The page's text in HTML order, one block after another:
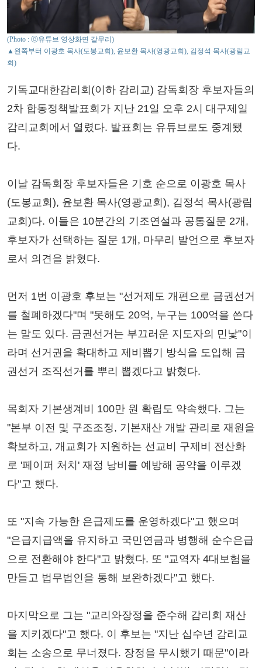
(Photo : ⓒ유튜브 영상화면 갈무리)
▲왼쪽부터 이광호 목사(도봉교회), 윤보환 목사(영광교회), 김정석 목사(광림교
회)
기독교대한감리회(이하 감리교) 감독회장 후보자들의
2차 합동정책발표회가 지난 21일 오후 2시 대구제일
감리교회에서 열렸다. 발표회는 유튜브로도 중계됐
다.
이날 감독회장 후보자들은 기호 순으로 이광호 목사
(도봉교회), 윤보환 목사(영광교회), 김정석 목사(광림
교회)다. 이들은 10분간의 기조연설과 공통질문 2개,
후보자가 선택하는 질문 1개, 마무리 발언으로 후보자
로서 의견을 밝혔다.
먼저 1번 이광호 후보는 "선거제도 개편으로 금권선거
를 철폐하겠다"며 "못해도 20억, 누구는 100억을 쓴다
는 말도 있다. 금권선거는 부끄러운 지도자의 민낯"이
라며 선거권을 확대하고 제비뽑기 방식을 도입해 금
권선거 조직선거를 뿌리 뽑겠다고 밝혔다.
목회자 기본생계비 100만 원 확립도 약속했다. 그는
"본부 이전 및 구조조정, 기본재산 개발 관리로 재원을
확보하고, 개교회가 지원하는 선교비 구제비 전산화
로 '페이퍼 처치' 재정 낭비를 예방해 공약을 이루겠
다"고 했다.
또 "지속 가능한 은급제도를 운영하겠다"고 했으며
"은급지급액을 유지하고 국민연금과 병행해 순수은급
으로 전환해야 한다"고 밝혔다. 또 "교역자 4대보험을
만들고 법무법인을 통해 보완하겠다"고 했다.
마지막으로 그는 "교리와장정을 준수해 감리회 재산
을 지키겠다"고 했다. 이 후보는 "지난 십수년 감리교
회는 소송으로 무너졌다. 장정을 무시했기 때문"이라